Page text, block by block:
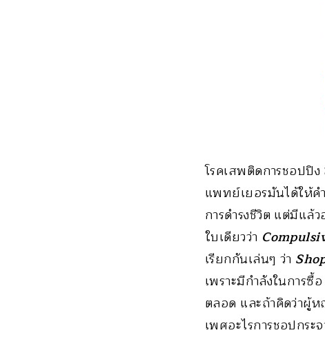
โรคเสพติดการชอปปิ
แพทย์เยอรมันได้ให้ค
การดำรงชีวิต แต่มีแ
ใบเดียวว่า
เรียกกันเล่นๆ ว่า
เพราะมีกำลังในการ
ตลอด และถ้าคิดว่าผู้ห
เพศอะไรการชอปกระ